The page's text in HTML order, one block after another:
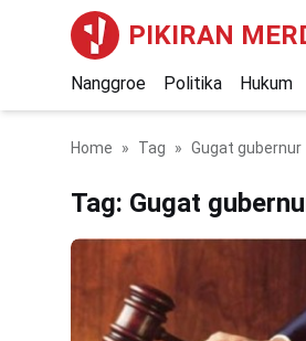
PIKIRAN
Nanggroe Politika Hukum
Home Tag Gugat gubernur
Tag: Gugat